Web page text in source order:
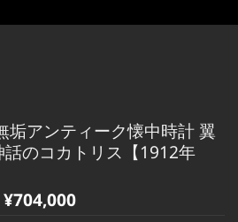
垢アンティーク懐中時計 翼
話のコカトリス【1912年
現
¥704,000